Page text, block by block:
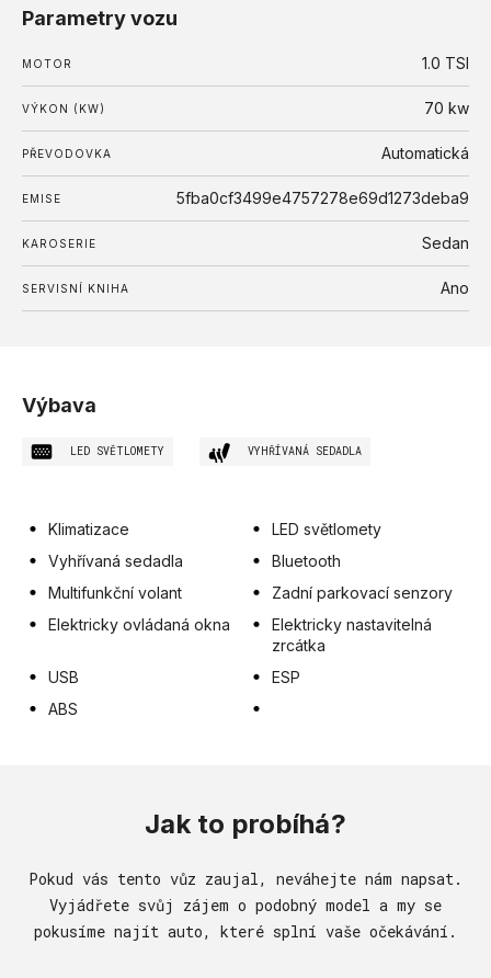
Parametry vozu
MOTOR 1.0 TSI
VÝKON (KW) 70 kw
PŘEVODOVKA Automatická
EMISE 5fba0cf3499e4757278e69d1273deba9
KAROSERIE Sedan
SERVISNÍ KNIHA Ano
Výbava
LED SVĚTLOMETY VYHŘÍVANÁ SEDADLA
Klimatizace
LED světlomety
Vyhřívaná sedadla
Bluetooth
Multifunkční volant
Zadní parkovací senzory
Elektricky ovládaná okna
Elektricky nastavitelná
zrcátka
USB
ESP
ABS
Jak to probíhá?
Pokud vás tento vůz zaujal, neváhejte nám napsat.
Vyjádřete svůj zájem o podobný model a my se
pokusíme najít auto, které splní vaše očekávání.